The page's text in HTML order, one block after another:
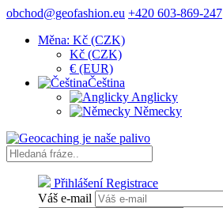
obchod@geofashion.eu +420 603-869-247
Měna: Kč (CZK)
Kč (CZK)
€ (EUR)
Čeština
Anglicky
Německy
Přihlášení Registrace
Váš e-mail